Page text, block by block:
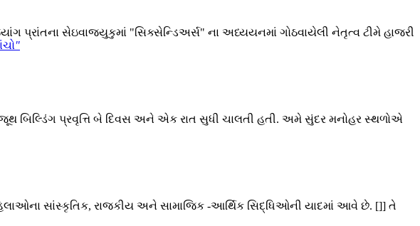
પ્રાંતના સેઇવાજ્યુકુમાં "સિક્સેન્ડિઅર્સ" ના અધ્યયનમાં ગોઠવાયેલી નેતૃત્વ ટીમે હાજરી
"
બિલ્ડિંગ પ્રવૃત્તિ બે દિવસ અને એક રાત સુધી ચાલતી હતી. અમે સુંદર મનોહર સ્થળોએ
સાંસ્કૃતિક, રાજકીય અને સામાજિક -આર્થિક સિદ્ધિઓની યાદમાં આવે છે. []] તે